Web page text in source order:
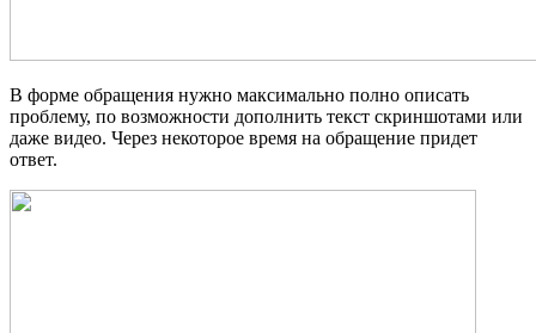
В форме обращения нужно максимально полно описать
проблему, по возможности дополнить текст скриншотами или
даже видео. Через некоторое время на обращение придет
ответ.